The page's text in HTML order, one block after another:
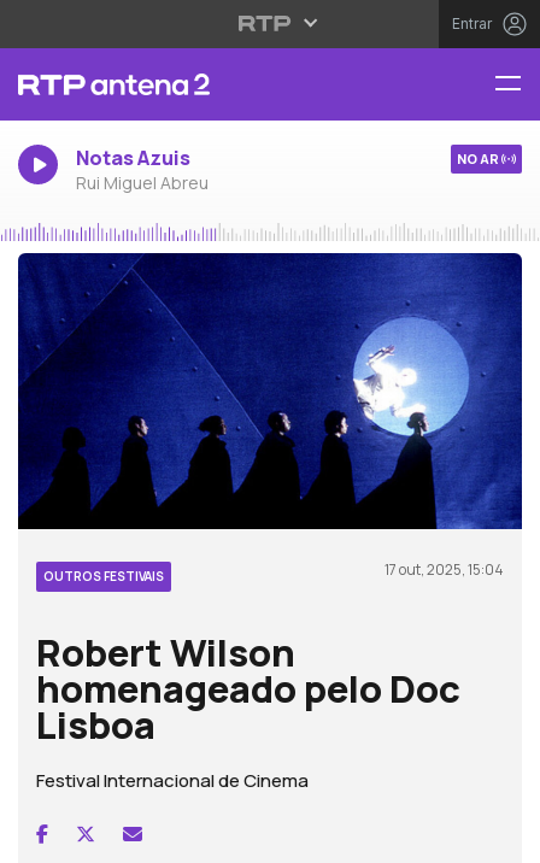
Entrar
Notas Azuis
Rui Miguel Abreu
NO AR
OUTROS FESTIVAIS 17 out, 2025, 15:04
Robert Wilson
homenageado pelo Doc
Lisboa
Festival Internacional de Cinema